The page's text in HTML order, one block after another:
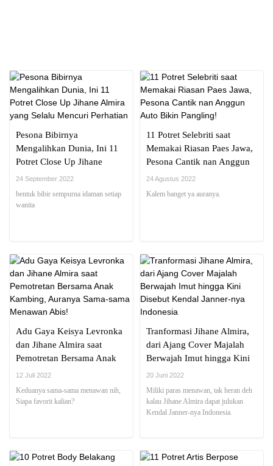
Pesona Bibirnya
Mengalihkan Dunia, Ini 11
Potret Close Up Jihane
Almira yang Selalu Mencuri
24 September 2022
bentuk bibir sempurna idaman setiap
wanita
11 Potret Selebriti saat
Memakai Riasan Paes Jawa,
Pesona Cantik nan Anggun
Auto Bikin Pangling!
24 Agustus 2022
Kalem banget ya auranya.
Adu Gaya Keisya Levronka
dan Jihane Almira saat
Pemotretan Bersama Anak
Kambing, Auranya Sama-
12 Juli 2022
Keduanya sama-sama menawan nih,
Siapa favorit kalian?
Tranformasi Jihane Almira,
dari Ajang Cover Majalah
Berwajah Imut hingga Kini
Disebut Kendal Janner-nya
20 Juni 2022
Miliki paras menawan, tak heran deh
kalau Jihane Almira dapat julukan
Kendal Janner-nya Indonesia.